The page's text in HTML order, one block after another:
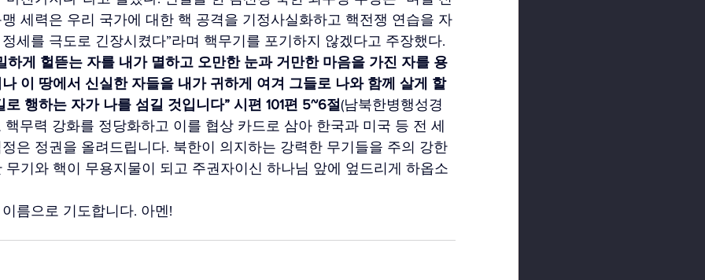
세력은 우리 국가에 대한 핵 공격을 기정사실화하고 핵전쟁 연습을 자
세를 극도로 긴장시켰다”라며 핵무기를 포기하지 않겠다고 주장했다.
하게 헐뜯는 자를 내가 멸하고 오만한 눈과 거만한 마음을 가진 자를 용
이 땅에서 신실한 자들을 내가 귀하게 여겨 그들로 나와 함께 살게 할
행하는 자가 나를 섬길 것입니다” 시편 101편 5~6절(남북한병행성경
핵무력 강화를 정당화하고 이를 협상 카드로 삼아 한국과 미국 등 전 세
은 정권을 올려드립니다. 북한이 의지하는 강력한 무기들을 주의 강한
무기와 핵이 무용지물이 되고 주권자이신 하나님 앞에 엎드리게 하옵소
름으로 기도합니다. 아멘!